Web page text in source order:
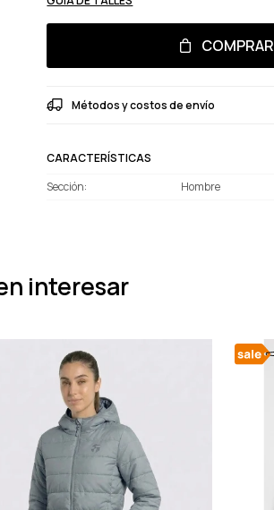
COMPRAR
Métodos y costos de envío
CARACTERÍSTICAS
Sección
Hombre
interesar